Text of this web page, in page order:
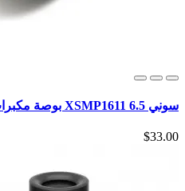
سوني XSMP1611 6.5 بوصة مكبرات الصوت المزدوجة المخروطية
$33.00